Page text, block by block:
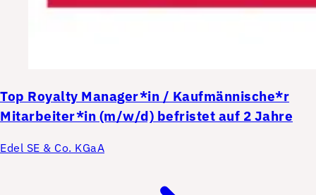
Top Royalty Manager*in / Kaufmännische*r
Mitarbeiter*in (m/w/d) befristet auf 2 Jahre
Edel SE & Co. KGaA